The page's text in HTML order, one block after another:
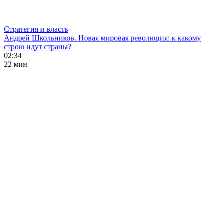
Стратегия и власть
Андрей Школьников. Новая мировая революция: к какому
строю идут страны?
02:34
22 мин